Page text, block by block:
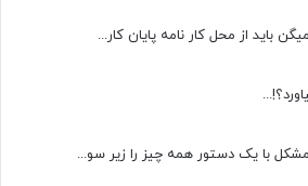
باید از محل کار نامه پایان کار...
مشکل با یک دستور همه چیز را زیر سو...